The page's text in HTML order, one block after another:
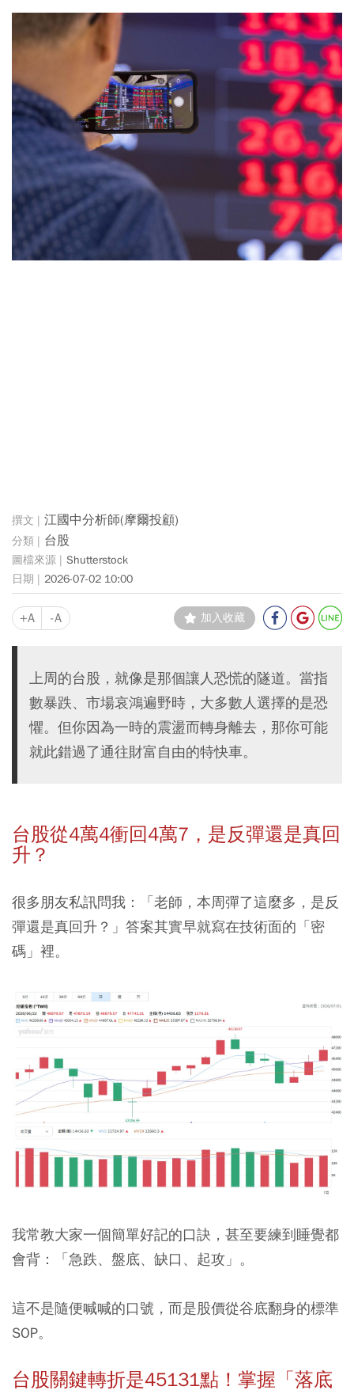
江國中分析師(摩爾投顧)
台股
Shutterstock
2026-07-02 10:00
+A -A 加入收藏
上周的台股，就像是那個讓人恐慌的隧道。當指
數暴跌、市場哀鴻遍野時，大多數人選擇的是恐
懼。但你因為一時的震盪而轉身離去，那你可能
就此錯過了通往財富自由的特快車。
台股從4萬4衝回4萬7，是反彈還是真回
升？
很多朋友私訊問我：「老師，本周彈了這麼多，是反
彈還是真回升？」答案其實早就寫在技術面的「密
碼」裡。
我常教大家一個簡單好記的口訣，甚至要練到睡覺都
會背：
「急跌、盤底、缺口、起攻」 。
這不是隨便喊喊的口號，而是股價從谷底翻身的標準
SOP。
台股關鍵轉折是45131點！掌握「落底